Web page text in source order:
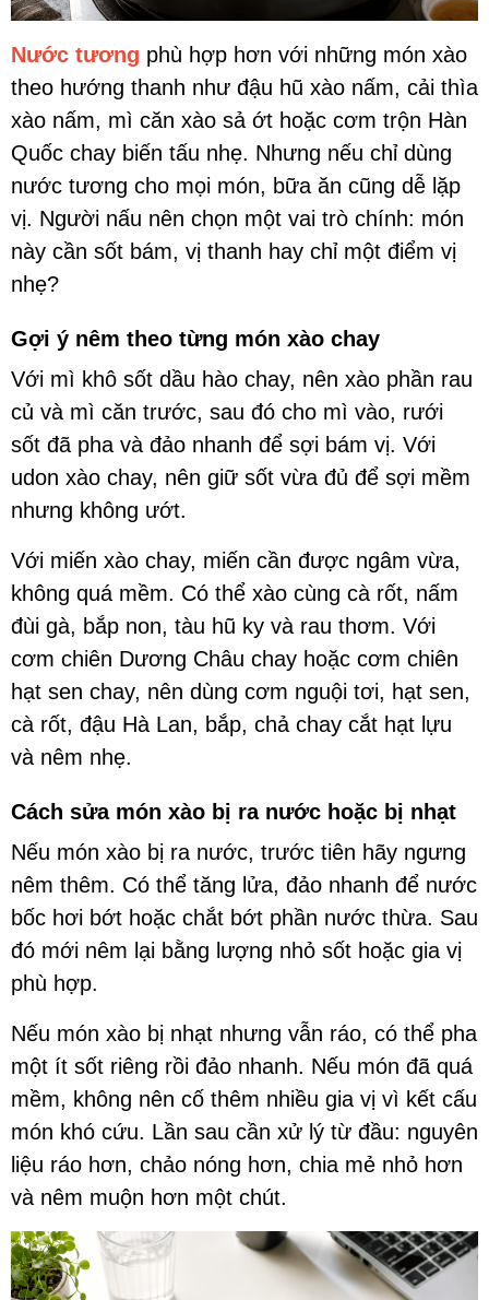
Nước tương phù hợp hơn với những món xào
theo hướng thanh như đậu hũ xào nấm, cải thìa
xào nấm, mì căn xào sả ớt hoặc cơm trộn Hàn
Quốc chay biến tấu nhẹ. Nhưng nếu chỉ dùng
nước tương cho mọi món, bữa ăn cũng dễ lặp
vị. Người nấu nên chọn một vai trò chính: món
này cần sốt bám, vị thanh hay chỉ một điểm vị
nhẹ?
Gợi ý nêm theo từng món xào chay
Với mì khô sốt dầu hào chay, nên xào phần rau
củ và mì căn trước, sau đó cho mì vào, rưới
sốt đã pha và đảo nhanh để sợi bám vị. Với
udon xào chay, nên giữ sốt vừa đủ để sợi mềm
nhưng không ướt.
Với miến xào chay, miến cần được ngâm vừa,
không quá mềm. Có thể xào cùng cà rốt, nấm
đùi gà, bắp non, tàu hũ ky và rau thơm. Với
cơm chiên Dương Châu chay hoặc cơm chiên
hạt sen chay, nên dùng cơm nguội tơi, hạt sen,
cà rốt, đậu Hà Lan, bắp, chả chay cắt hạt lựu
và nêm nhẹ.
Cách sửa món xào bị ra nước hoặc bị nhạt
Nếu món xào bị ra nước, trước tiên hãy ngưng
nêm thêm. Có thể tăng lửa, đảo nhanh để nước
bốc hơi bớt hoặc chắt bớt phần nước thừa. Sau
đó mới nêm lại bằng lượng nhỏ sốt hoặc gia vị
phù hợp.
Nếu món xào bị nhạt nhưng vẫn ráo, có thể pha
một ít sốt riêng rồi đảo nhanh. Nếu món đã quá
mềm, không nên cố thêm nhiều gia vị vì kết cấu
món khó cứu. Lần sau cần xử lý từ đầu: nguyên
liệu ráo hơn, chảo nóng hơn, chia mẻ nhỏ hơn
và nêm muộn hơn một chút.